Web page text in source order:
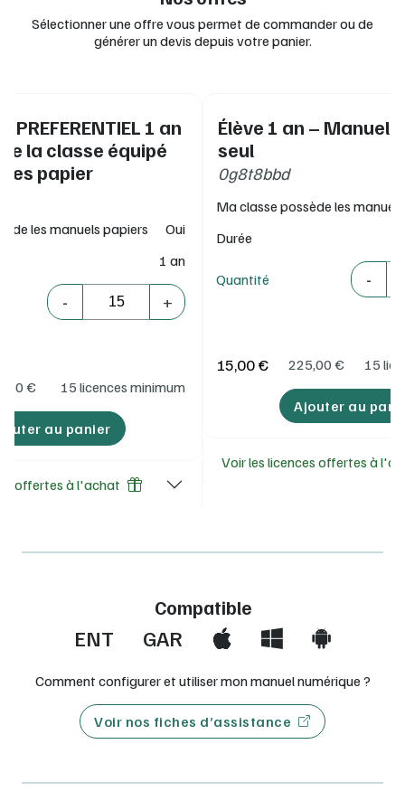
Avec le manuel numérique élève :
Utilisable sur un smartphone, une tablette ou un
ordinateur, avec ou sans connexion Internet.
Configurations minimum requises (en ligne, ordinateur,
à la rubrique Installation.
Sélectionner une offre vous permet de commander ou de
générer un devis depuis votre panier.
PREFERENTIEL 1 an
la classe équipé
papier
les manuels papiers
Oui
1 an
-
Quantité
+
€ 15 licences minimum
au panier
offertes à l'achat
Élève 1 an – Manuel
seul
0g8t8bbd
Ma classe possède les
Durée
Quantité -
Quantité
15,00 € 225,00 € 15
Ajouter au
Voir les licences offertes à
Compatible
ENT GAR
Comment configurer et utiliser mon manuel numérique ?
Voir nos fiches d’assistance